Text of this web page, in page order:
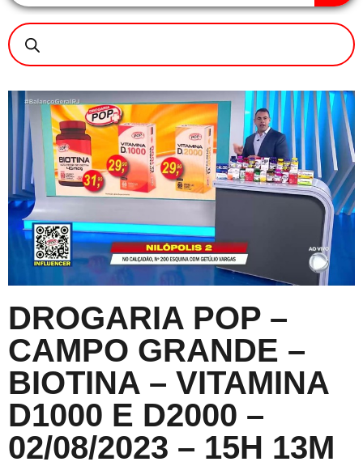
DROGARIA POP –
CAMPO GRANDE –
BIOTINA – VITAMINA
D1000 E D2000 –
02/08/2023 – 15H 13M